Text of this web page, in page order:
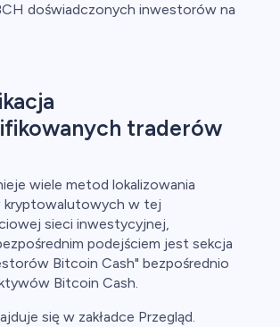
doświadczonych inwestorów na
traderów
wiele metod lokalizowania
w tej
sieci inwestycyjnej,
podejściem jest sekcja
Bitcoin Cash" bezpośrednio
Bitcoin Cash.
się w zakładce Przegląd.